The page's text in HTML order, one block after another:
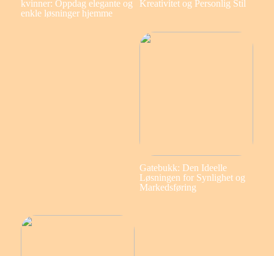
kvinner: Oppdag elegante og
enkle løsninger hjemme
Kreativitet og Personlig Stil
Gatebukk: Den Ideelle
Løsningen for Synlighet og
Markedsføring